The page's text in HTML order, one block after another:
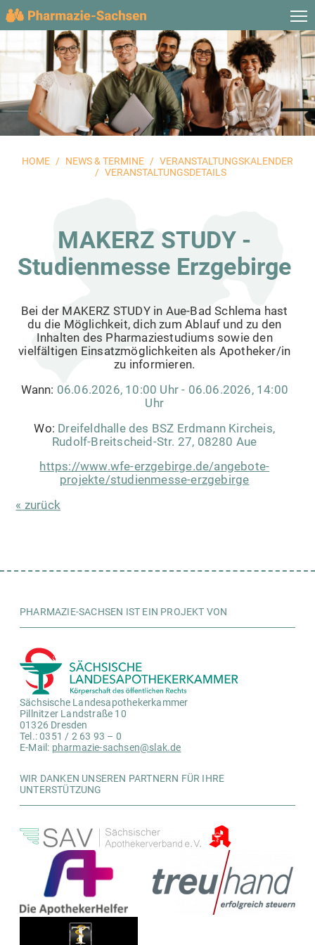
HOME NEWS & TERMINE
VERANSTALTUNGSKALENDER
VERANSTALTUNGSDETAILS
MAKERZ STUDY -
Studienmesse Erzgebirge
Bei der MAKERZ STUDY in Aue-Bad Schlema hast
du die Möglichkeit, dich zum Ablauf und zu den
Inhalten des Pharmaziestudiums sowie den
vielfältigen Einsatzmöglichkeiten als Apotheker/in
zu informieren.
Wann: 06.06.2026, 10:00 Uhr - 06.06.2026, 14:00
Uhr
Wo: Dreifeldhalle des BSZ Erdmann Kircheis,
Rudolf-Breitscheid-Str. 27, 08280 Aue
https://www.wfe-erzgebirge.de/angebote-
projekte/studienmesse-erzgebirge
« zurück
PHARMAZIE-SACHSEN IST EIN PROJEKT VON
Sächsische Landesapothekerkammer
Pillnitzer Landstraße 10
01326 Dresden
Tel.: 0351 / 2 63 93 – 0
E-Mail: pharmazie-sachsen@slak.de
WIR DANKEN UNSEREN PARTNERN FÜR IHRE
UNTERSTÜTZUNG